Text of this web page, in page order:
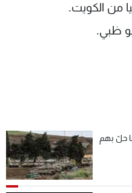
من الكويت.
ظبي.
حلّ بهم
معنا
الإسـتخدام